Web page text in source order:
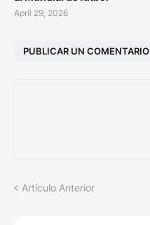
April 29, 2026
PUBLICAR UN COMENTARIO
Artículo Anterior